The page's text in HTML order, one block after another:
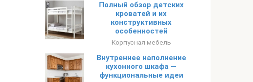
Полный обзор детских
кроватей и их
конструктивных
особенностей
Корпусная мебель
Внутреннее наполнение
кухонного шкафа —
функциональные идеи